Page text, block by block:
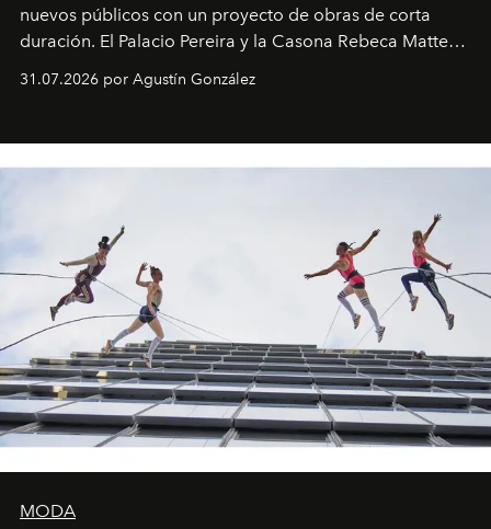
nuevos públicos con un proyecto de obras de corta
duración. El Palacio Pereira y la Casona Rebeca Matte
son algunos de los lugares que han albergado estas
miniobras. Sus puestas en escena son limpias; ponen el
31.07.2026 por Agustín González
MODA